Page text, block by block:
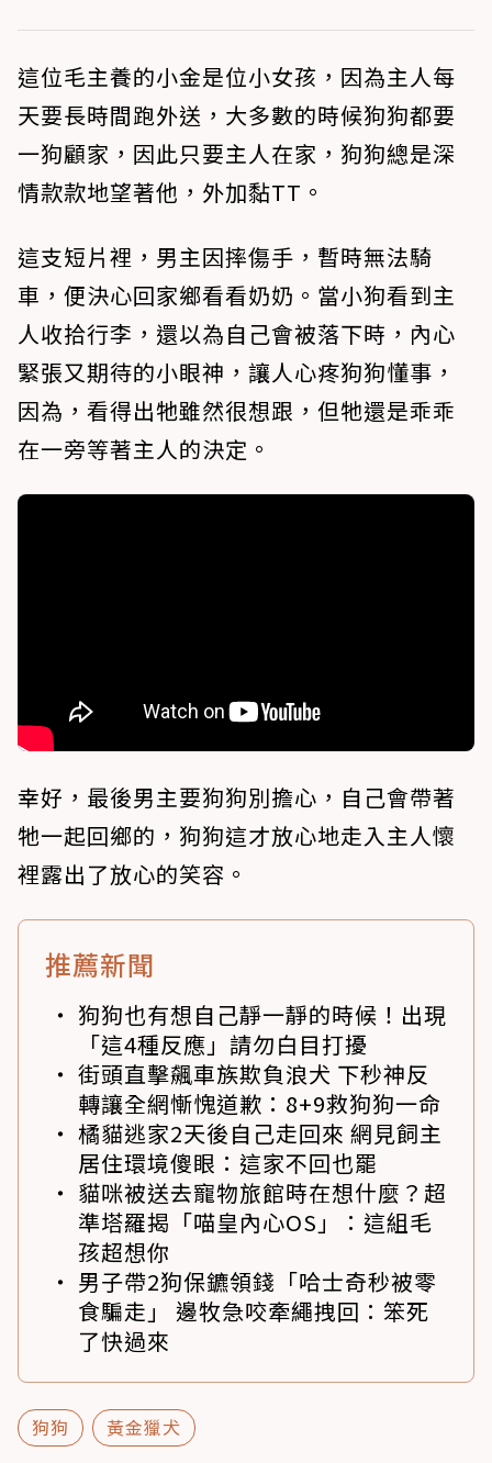
這位毛主養的小金是位小女孩，因為主人每
天要長時間跑外送，大多數的時候狗狗都要
一狗顧家，因此只要主人在家，狗狗總是深
情款款地望著他，外加黏TT。
這支短片裡，男主因摔傷手，暫時無法騎
車，便決心回家鄉看看奶奶。當小狗看到主
人收拾行李，還以為自己會被落下時，內心
緊張又期待的小眼神，讓人心疼狗狗懂事，
因為，看得出牠雖然很想跟，但牠還是乖乖
在一旁等著主人的決定。
幸好，最後男主要狗狗別擔心，自己會帶著
牠一起回鄉的，狗狗這才放心地走入主人懷
裡露出了放心的笑容。
推薦新聞
狗狗也有想自己靜一靜的時候！出現
「這4種反應」請勿白目打擾
街頭直擊飆車族欺負浪犬 下秒神反
轉讓全網慚愧道歉：8+9救狗狗一命
橘貓逃家2天後自己走回來 網見飼主
居住環境傻眼：這家不回也罷
貓咪被送去寵物旅館時在想什麼？超
準塔羅揭「喵皇內心OS」：這組毛
孩超想你
男子帶2狗保鑣領錢「哈士奇秒被零
食騙走」 邊牧急咬牽繩拽回：笨死
了快過來
狗狗 黃金獵犬